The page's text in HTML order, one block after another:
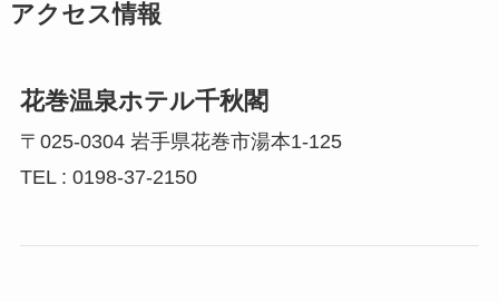
アクセス情報
花巻温泉ホテル千秋閣
〒025-0304 岩手県花巻市湯本1-125
TEL : 0198-37-2150